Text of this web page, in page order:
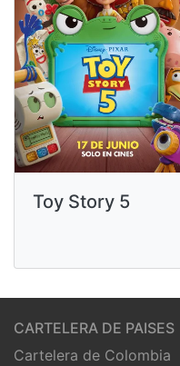
Toy Story 5
CARTELERA DE PAISES
Cartelera de Colombia